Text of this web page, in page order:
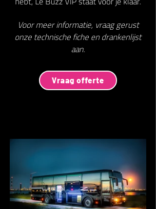
Voor meer informatie, vraag gerust
onze technische fiche en drankenlijst
aan.
Vraag offerte